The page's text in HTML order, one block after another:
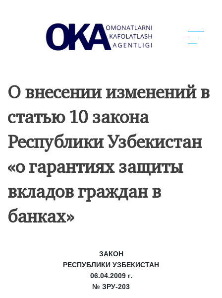
О внесении изменений в
статью 10 закона
Республики Узбекистан
«о гарантиях защиты
вкладов граждан в
банках»
ЗАКОН
РЕСПУБЛИКИ УЗБЕКИСТАН
06.04.2009 г.
№ ЗРУ-203